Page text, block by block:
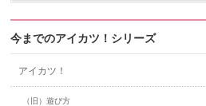
今までのアイカツ！シリーズ
アイカツ！
（旧）遊び方